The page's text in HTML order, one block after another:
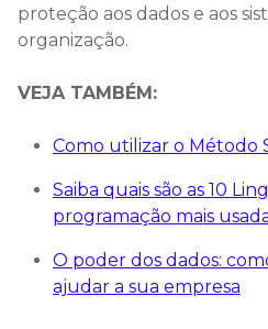
proteção aos dados e aos
organização.
VEJA TAMBÉM:
Como utilizar o Método
Saiba quais são as 10
programação mais
O poder dos dados:
ajudar a sua empresa